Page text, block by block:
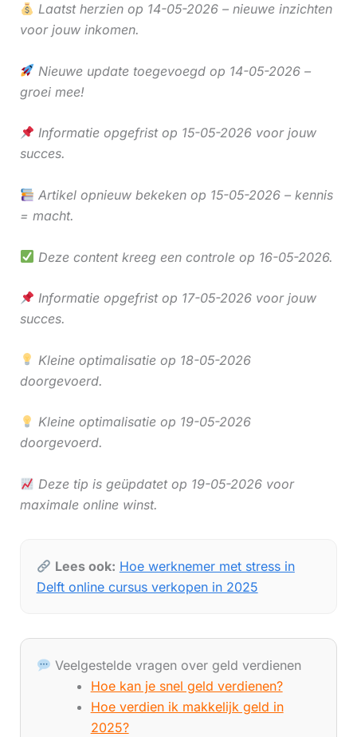
Laatst herzien op 14-05-2026 – nieuwe inzichten
voor jouw inkomen.
Nieuwe update toegevoegd op 14-05-2026 –
groei mee!
Informatie opgefrist op 15-05-2026 voor jouw
succes.
Artikel opnieuw bekeken op 15-05-2026 – kennis
= macht.
Deze content kreeg een controle op 16-05-2026.
Informatie opgefrist op 17-05-2026 voor jouw
succes.
Kleine optimalisatie op 18-05-2026
doorgevoerd.
Kleine optimalisatie op 19-05-2026
doorgevoerd.
Deze tip is geüpdatet op 19-05-2026 voor
maximale online winst.
Lees ook: Hoe werknemer met stress in
Delft online cursus verkopen in 2025
Veelgestelde vragen over geld verdienen
Hoe kan je snel geld verdienen?
Hoe verdien ik makkelijk geld in
2025?